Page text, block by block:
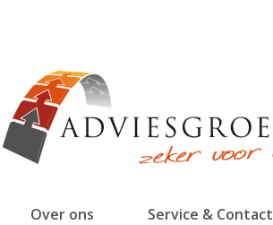
Over ons Service & Contact